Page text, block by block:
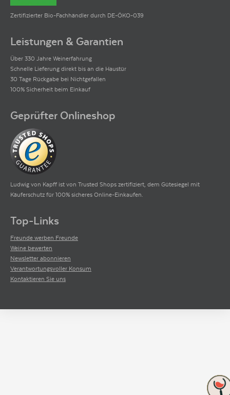
Zertifizierter Bio-Fachhändler durch DE-ÖKO-039
Leistungen & Garantien
Über 330 Jahre Weinerfahrung
Schnelle Lieferung direkt bis an die Haustür
30 Tage Rückgabe bei Nichtgefallen
100% Sicherheit beim Einkauf
Geprüfter Onlineshop
Ludwig von Kapff ist von Trusted Shops zertifiziert, dem Gütesiegel mit
Käuferschutz für 100% sicheres Online-Einkaufen.
Top-Links
Freunde werben Freunde
Weine bewerten
Newsletter abonnieren
Verantwortungsvoller Konsum
Kontaktieren Sie uns